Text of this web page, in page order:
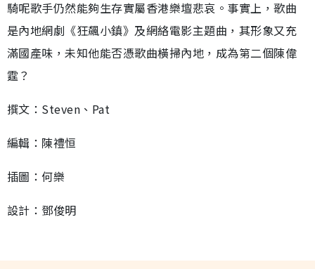
騎呢歌手仍然能夠生存實屬香港樂壇悲哀。事實上，歌曲
是內地網劇《狂飆小鎮》及網絡電影主題曲，其形象又充
滿國產味，未知他能否憑歌曲橫掃內地，成為第二個陳偉
霆？
撰文：Steven、Pat
編輯：陳禮恒
插圖：何樂
設計：鄧俊明